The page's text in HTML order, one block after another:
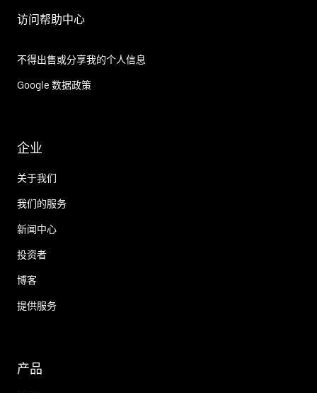
访问帮助中心
不得出售或分享我的个人信息
Google 数据政策
企业
关于我们
我们的服务
新闻中心
投资者
博客
提供服务
产品